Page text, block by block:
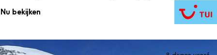
Nu bekijken